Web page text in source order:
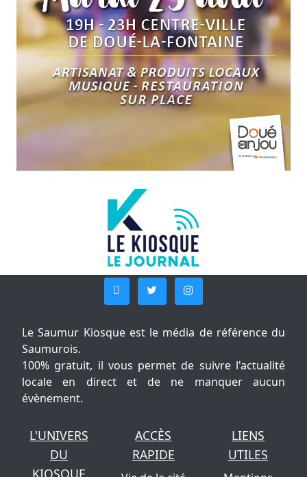
Le Saumur Kiosque est le média de référence du
Saumurois.
100% gratuit, il vous permet de suivre l'actualité
locale en direct et de ne manquer aucun
évènement.
L'UNIVERS
DU
KIOSQUE
ACCÈS
RAPIDE
LIENS
UTILES